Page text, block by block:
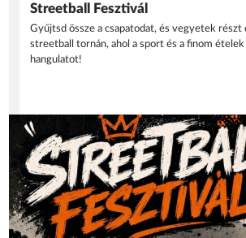
Streetball Fesztivál
Gyűjtsd össze a csapatodat, és vegyetek részt
streetball tornán, ahol a sport és a finom
hangulatot!